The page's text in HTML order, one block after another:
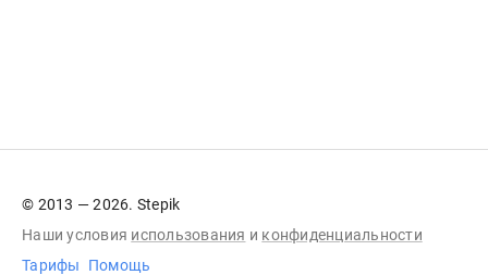
© 2013 — 2026. Stepik
Наши условия использования и конфиденциальности
Тарифы
Помощь